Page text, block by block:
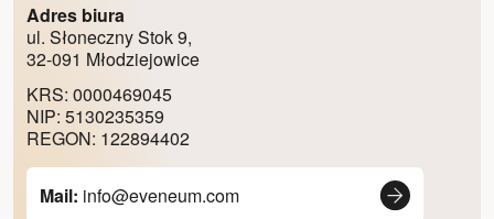
Adres biura
ul. Słoneczny Stok 9,
32-091 Młodziejowice
KRS: 0000469045
NIP: 5130235359
REGON: 122894402
Mail: info@eveneum.com